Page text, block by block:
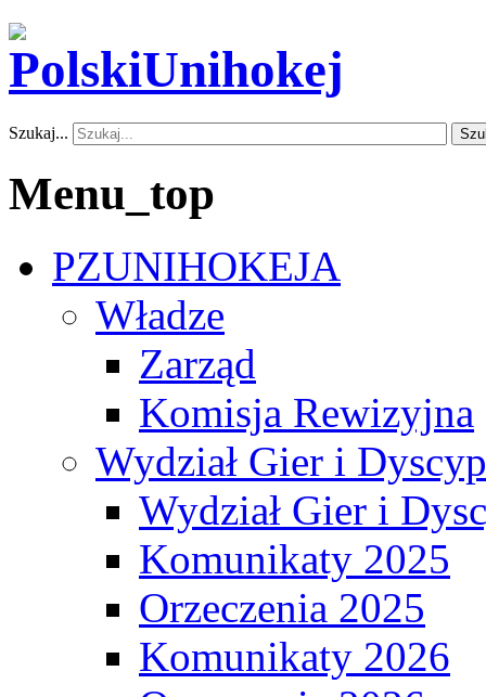
Szukaj...
Menu_top
PZUNIHOKEJA
Władze
Zarząd
Komisja Rewizyjna
Wydział Gier i
Wydział Gier i
Komunikaty 2025
Orzeczenia 2025
Komunikaty 2026